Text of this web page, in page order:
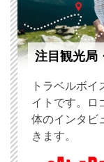
注目観光局
トラベルボ
イトです。ロ
体のインタビ
きます。